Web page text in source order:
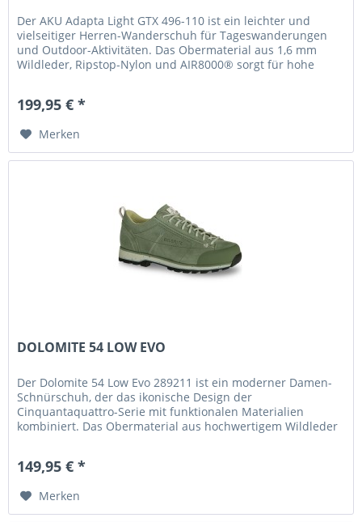
Der AKU Adapta Light GTX 496-110 ist ein leichter und
vielseitiger Herren-Wanderschuh für Tageswanderungen
und Outdoor-Aktivitäten. Das Obermaterial aus 1,6 mm
Wildleder, Ripstop-Nylon und AIR8000® sorgt für hohe
199,95 € *
Merken
DOLOMITE 54 LOW EVO
Der Dolomite 54 Low Evo 289211 ist ein moderner Damen-
Schnürschuh, der das ikonische Design der
Cinquantaquattro-Serie mit funktionalen Materialien
kombiniert. Das Obermaterial aus hochwertigem Wildleder
149,95 € *
Merken